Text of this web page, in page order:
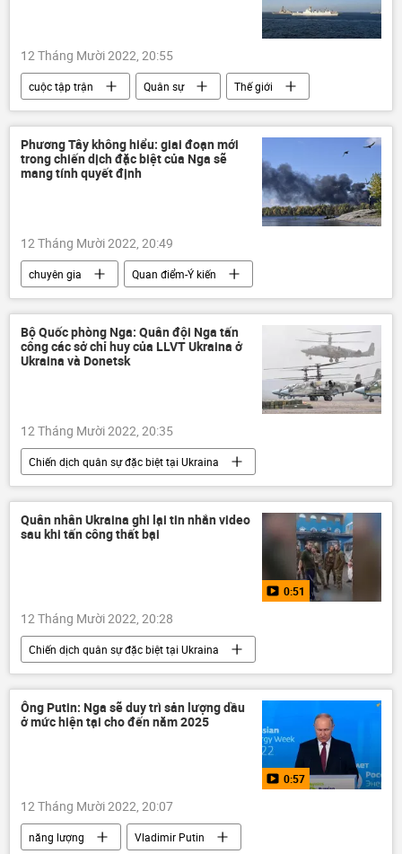
12 Tháng Mười 2022, 20:55
cuộc tập trận Quân sự
Thế giới
Nga
Trung Quốc
Iran
Hoa Kỳ
Phương Tây không hiểu: giai đoạn mới
trong chiến dịch đặc biệt của Nga sẽ
mang tính quyết định
12 Tháng Mười 2022, 20:49
chuyên gia
Quan điểm-Ý kiến
Chiến dịch quân sự đặc biệt tại Ukraina
Cuộc khủng hoảng ở Ukraina
Ukraina
Nga
Quân sự
Quân đội Nga
Bộ Quốc phòng Nga: Quân đội Nga tấn
công các sở chỉ huy của LLVT Ukraina ở
Ukraina và Donetsk
12 Tháng Mười 2022, 20:35
Chiến dịch quân sự đặc biệt tại Ukraina
Nga
Bộ Quốc phòng Nga
Quân sự
Quân đội Nga
Cuộc khủng hoảng ở Ukraina
Ukraina
Igor Konashenkov
Quân nhân Ukraina ghi lại tin nhắn video
sau khi tấn công thất bại
0:51
12 Tháng Mười 2022, 20:28
Chiến dịch quân sự đặc biệt tại Ukraina
Cuộc khủng hoảng ở Ukraina
Ukraina
Video từ Ukraina
DNR
Sáp nhập DNR, LNR, Zaporozhye và Kherson vào Nga
Ông Putin: Nga sẽ duy trì sản lượng dầu
ở mức hiện tại cho đến năm 2025
0:57
12 Tháng Mười 2022, 20:07
năng lượng Vladimir Putin